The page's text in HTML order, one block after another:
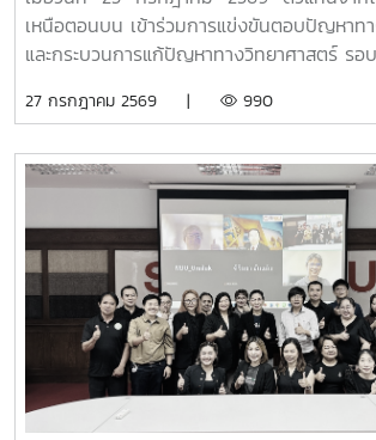
เหนือตอนบน เข้าร่วมการแข่งขันตอบปัญหาท
และกระบวนการแก้ปัญหาทางวิทยาศาสตร์ รอ
เทคโนโลยีแห่งชาติ และสัปดาห์วิทยาศาสตร์ แห่
27 กรกฎาคม 2569 | 990